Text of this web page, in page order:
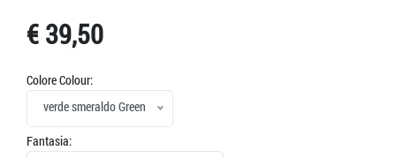
€ 39,50
Colore Colour:
verde smeraldo Green
Fantasia: